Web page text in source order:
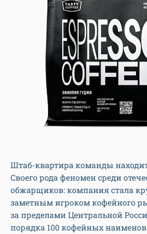
Штаб-квартира команды
Своего рода феномен среди
обжарщиков: компания стала
заметным игроком кофейного
за пределами Центральной
порядка 100 кофейных